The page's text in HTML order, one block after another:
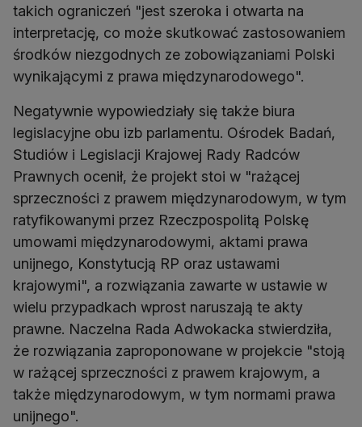
takich ograniczeń "jest szeroka i otwarta na
interpretację, co może skutkować zastosowaniem
środków niezgodnych ze zobowiązaniami Polski
wynikającymi z prawa międzynarodowego".
Negatywnie wypowiedziały się także biura
legislacyjne obu izb parlamentu. Ośrodek Badań,
Studiów i Legislacji Krajowej Rady Radców
Prawnych ocenił, że projekt stoi w "rażącej
sprzeczności z prawem międzynarodowym, w tym
ratyfikowanymi przez Rzeczpospolitą Polskę
umowami międzynarodowymi, aktami prawa
unijnego, Konstytucją RP oraz ustawami
krajowymi", a rozwiązania zawarte w ustawie w
wielu przypadkach wprost naruszają te akty
prawne. Naczelna Rada Adwokacka stwierdziła,
że rozwiązania zaproponowane w projekcie "stoją
w rażącej sprzeczności z prawem krajowym, a
także międzynarodowym, w tym normami prawa
unijnego".